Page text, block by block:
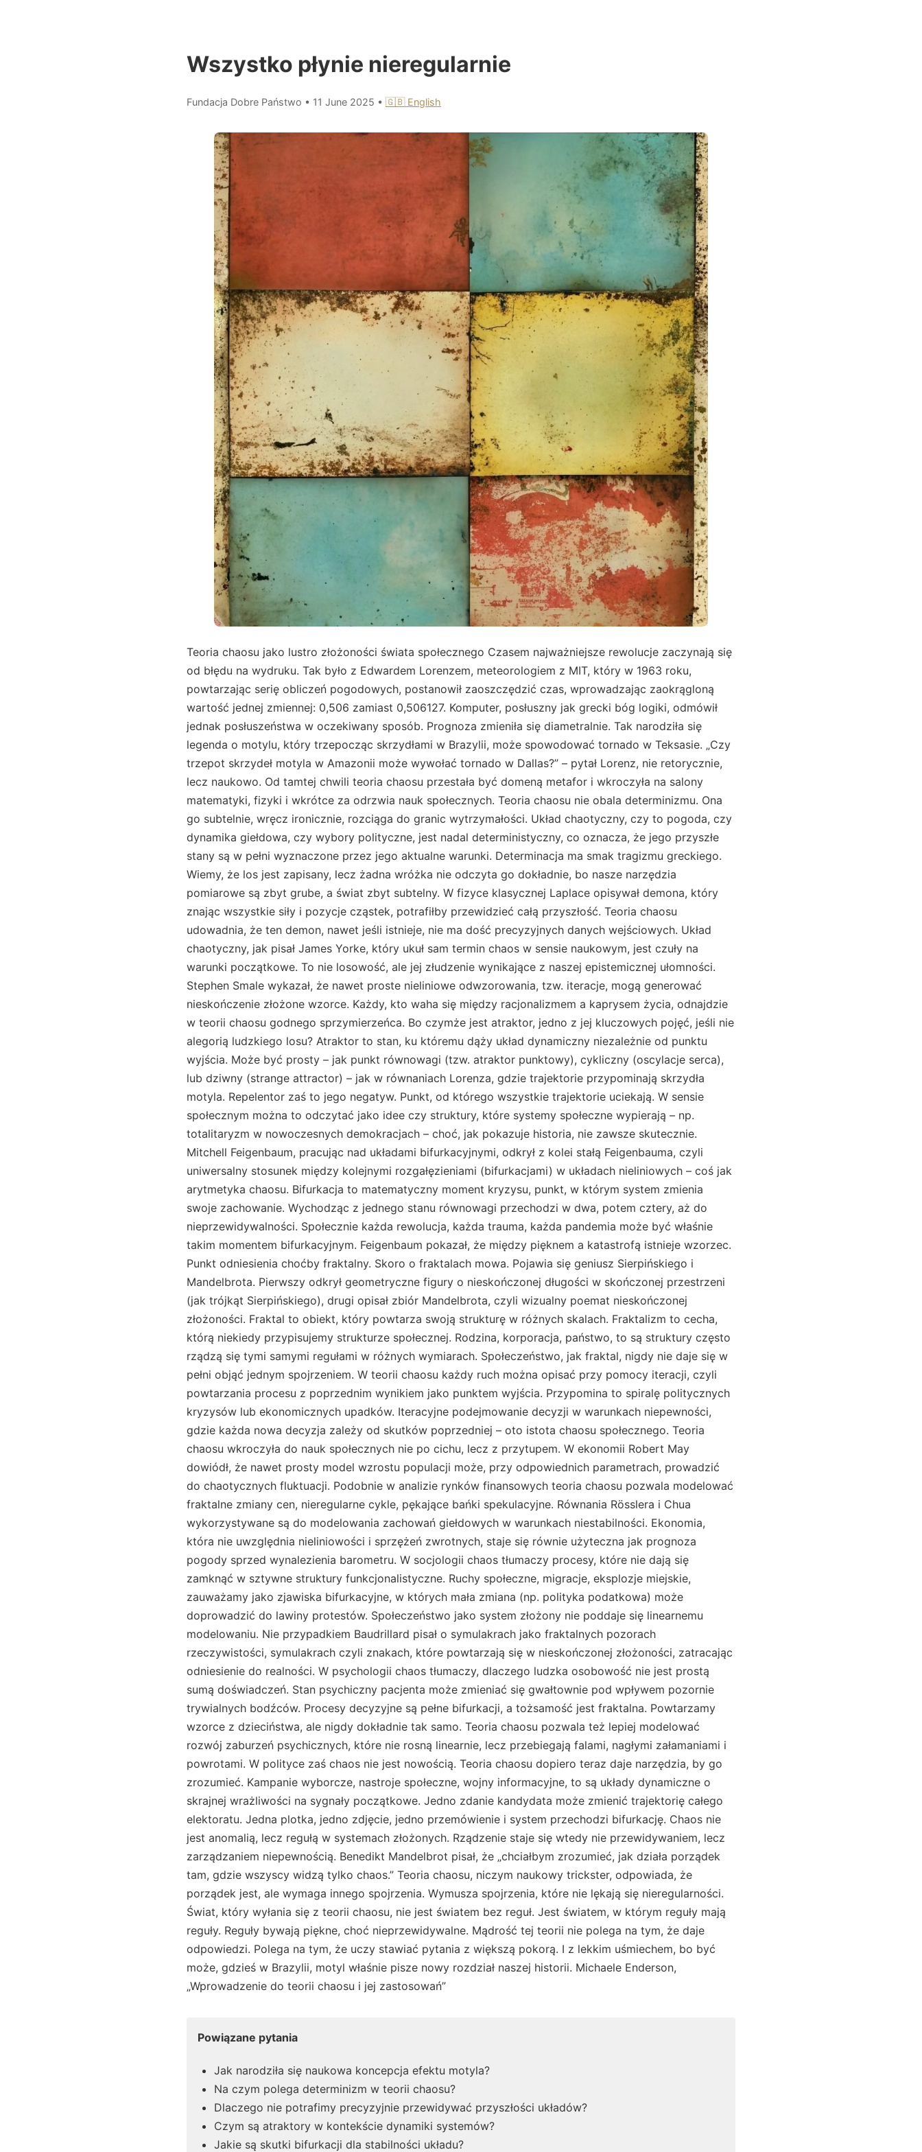
Wszystko płynie nieregularnie
Fundacja Dobre Państwo • 11 June 2025 • 🇬🇧 English
Teoria chaosu jako lustro złożoności świata społecznego Czasem najważniejsze rewolucje zaczynają się
od błędu na wydruku. Tak było z Edwardem Lorenzem, meteorologiem z MIT, który w 1963 roku,
powtarzając serię obliczeń pogodowych, postanowił zaoszczędzić czas, wprowadzając zaokrągloną
wartość jednej zmiennej: 0,506 zamiast 0,506127. Komputer, posłuszny jak grecki bóg logiki, odmówił
jednak posłuszeństwa w oczekiwany sposób. Prognoza zmieniła się diametralnie. Tak narodziła się
legenda o motylu, który trzepocząc skrzydłami w Brazylii, może spowodować tornado w Teksasie. „Czy
trzepot skrzydeł motyla w Amazonii może wywołać tornado w Dallas?” – pytał Lorenz, nie retorycznie,
lecz naukowo. Od tamtej chwili teoria chaosu przestała być domeną metafor i wkroczyła na salony
matematyki, fizyki i wkrótce za odrzwia nauk społecznych. Teoria chaosu nie obala determinizmu. Ona
go subtelnie, wręcz ironicznie, rozciąga do granic wytrzymałości. Układ chaotyczny, czy to pogoda, czy
dynamika giełdowa, czy wybory polityczne, jest nadal deterministyczny, co oznacza, że jego przyszłe
stany są w pełni wyznaczone przez jego aktualne warunki. Determinacja ma smak tragizmu greckiego.
Wiemy, że los jest zapisany, lecz żadna wróżka nie odczyta go dokładnie, bo nasze narzędzia
pomiarowe są zbyt grube, a świat zbyt subtelny. W fizyce klasycznej Laplace opisywał demona, który
znając wszystkie siły i pozycje cząstek, potrafiłby przewidzieć całą przyszłość. Teoria chaosu
udowadnia, że ten demon, nawet jeśli istnieje, nie ma dość precyzyjnych danych wejściowych. Układ
chaotyczny, jak pisał James Yorke, który ukuł sam termin chaos w sensie naukowym, jest czuły na
warunki początkowe. To nie losowość, ale jej złudzenie wynikające z naszej epistemicznej ułomności.
Stephen Smale wykazał, że nawet proste nieliniowe odwzorowania, tzw. iteracje, mogą generować
nieskończenie złożone wzorce. Każdy, kto waha się między racjonalizmem a kaprysem życia, odnajdzie
w teorii chaosu godnego sprzymierzeńca. Bo czymże jest atraktor, jedno z jej kluczowych pojęć, jeśli nie
alegorią ludzkiego losu? Atraktor to stan, ku któremu dąży układ dynamiczny niezależnie od punktu
wyjścia. Może być prosty – jak punkt równowagi (tzw. atraktor punktowy), cykliczny (oscylacje serca),
lub dziwny (strange attractor) – jak w równaniach Lorenza, gdzie trajektorie przypominają skrzydła
motyla. Repelentor zaś to jego negatyw. Punkt, od którego wszystkie trajektorie uciekają. W sensie
społecznym można to odczytać jako idee czy struktury, które systemy społeczne wypierają – np.
totalitaryzm w nowoczesnych demokracjach – choć, jak pokazuje historia, nie zawsze skutecznie.
Mitchell Feigenbaum, pracując nad układami bifurkacyjnymi, odkrył z kolei stałą Feigenbauma, czyli
uniwersalny stosunek między kolejnymi rozgałęzieniami (bifurkacjami) w układach nieliniowych – coś jak
arytmetyka chaosu. Bifurkacja to matematyczny moment kryzysu, punkt, w którym system zmienia
swoje zachowanie. Wychodząc z jednego stanu równowagi przechodzi w dwa, potem cztery, aż do
nieprzewidywalności. Społecznie każda rewolucja, każda trauma, każda pandemia może być właśnie
takim momentem bifurkacyjnym. Feigenbaum pokazał, że między pięknem a katastrofą istnieje wzorzec.
Punkt odniesienia choćby fraktalny. Skoro o fraktalach mowa. Pojawia się geniusz Sierpińskiego i
Mandelbrota. Pierwszy odkrył geometryczne figury o nieskończonej długości w skończonej przestrzeni
(jak trójkąt Sierpińskiego), drugi opisał zbiór Mandelbrota, czyli wizualny poemat nieskończonej
złożoności. Fraktal to obiekt, który powtarza swoją strukturę w różnych skalach. Fraktalizm to cecha,
którą niekiedy przypisujemy strukturze społecznej. Rodzina, korporacja, państwo, to są struktury często
rządzą się tymi samymi regułami w różnych wymiarach. Społeczeństwo, jak fraktal, nigdy nie daje się w
pełni objąć jednym spojrzeniem. W teorii chaosu każdy ruch można opisać przy pomocy iteracji, czyli
powtarzania procesu z poprzednim wynikiem jako punktem wyjścia. Przypomina to spiralę politycznych
kryzysów lub ekonomicznych upadków. Iteracyjne podejmowanie decyzji w warunkach niepewności,
gdzie każda nowa decyzja zależy od skutków poprzedniej – oto istota chaosu społecznego. Teoria
chaosu wkroczyła do nauk społecznych nie po cichu, lecz z przytupem. W ekonomii Robert May
dowiódł, że nawet prosty model wzrostu populacji może, przy odpowiednich parametrach, prowadzić
do chaotycznych fluktuacji. Podobnie w analizie rynków finansowych teoria chaosu pozwala modelować
fraktalne zmiany cen, nieregularne cykle, pękające bańki spekulacyjne. Równania Rösslera i Chua
wykorzystywane są do modelowania zachowań giełdowych w warunkach niestabilności. Ekonomia,
która nie uwzględnia nieliniowości i sprzężeń zwrotnych, staje się równie użyteczna jak prognoza
pogody sprzed wynalezienia barometru. W socjologii chaos tłumaczy procesy, które nie dają się
zamknąć w sztywne struktury funkcjonalistyczne. Ruchy społeczne, migracje, eksplozje miejskie,
zauważamy jako zjawiska bifurkacyjne, w których mała zmiana (np. polityka podatkowa) może
doprowadzić do lawiny protestów. Społeczeństwo jako system złożony nie poddaje się linearnemu
modelowaniu. Nie przypadkiem Baudrillard pisał o symulakrach jako fraktalnych pozorach
rzeczywistości, symulakrach czyli znakach, które powtarzają się w nieskończonej złożoności, zatracając
odniesienie do realności. W psychologii chaos tłumaczy, dlaczego ludzka osobowość nie jest prostą
sumą doświadczeń. Stan psychiczny pacjenta może zmieniać się gwałtownie pod wpływem pozornie
trywialnych bodźców. Procesy decyzyjne są pełne bifurkacji, a tożsamość jest fraktalna. Powtarzamy
wzorce z dzieciństwa, ale nigdy dokładnie tak samo. Teoria chaosu pozwala też lepiej modelować
rozwój zaburzeń psychicznych, które nie rosną linearnie, lecz przebiegają falami, nagłymi załamaniami i
powrotami. W polityce zaś chaos nie jest nowością. Teoria chaosu dopiero teraz daje narzędzia, by go
zrozumieć. Kampanie wyborcze, nastroje społeczne, wojny informacyjne, to są układy dynamiczne o
skrajnej wrażliwości na sygnały początkowe. Jedno zdanie kandydata może zmienić trajektorię całego
elektoratu. Jedna plotka, jedno zdjęcie, jedno przemówienie i system przechodzi bifurkację. Chaos nie
jest anomalią, lecz regułą w systemach złożonych. Rządzenie staje się wtedy nie przewidywaniem, lecz
zarządzaniem niepewnością. Benedikt Mandelbrot pisał, że „chciałbym zrozumieć, jak działa porządek
tam, gdzie wszyscy widzą tylko chaos.” Teoria chaosu, niczym naukowy trickster, odpowiada, że
porządek jest, ale wymaga innego spojrzenia. Wymusza spojrzenia, które nie lękają się nieregularności.
Świat, który wyłania się z teorii chaosu, nie jest światem bez reguł. Jest światem, w którym reguły mają
reguły. Reguły bywają piękne, choć nieprzewidywalne. Mądrość tej teorii nie polega na tym, że daje
odpowiedzi. Polega na tym, że uczy stawiać pytania z większą pokorą. I z lekkim uśmiechem, bo być
może, gdzieś w Brazylii, motyl właśnie pisze nowy rozdział naszej historii. Michaele Enderson,
„Wprowadzenie do teorii chaosu i jej zastosowań”
Powiązane pytania
Jak narodziła się naukowa koncepcja efektu motyla?
Na czym polega determinizm w teorii chaosu?
Dlaczego nie potrafimy precyzyjnie przewidywać przyszłości układów?
Czym są atraktory w kontekście dynamiki systemów?
Jakie są skutki bifurkacji dla stabilności układu?